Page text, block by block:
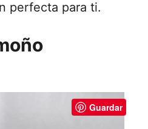
perfecta para ti.
Guardar